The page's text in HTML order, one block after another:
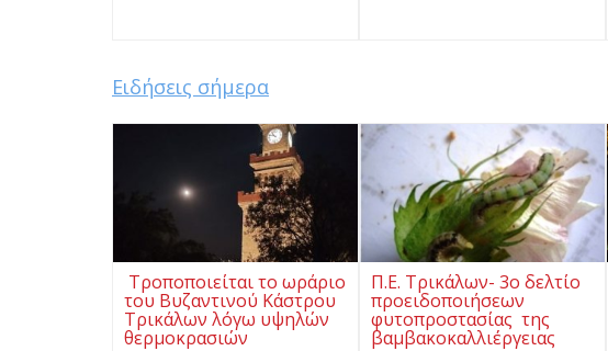
Ειδήσεις σήμερα
Τροποποιείται το ωράριο
του Βυζαντινού Κάστρου
Τρικάλων λόγω υψηλών
θερμοκρασιών
Π.Ε. Τρικάλων- 3ο δελτίο
προειδοποιήσεων
φυτοπροστασίας της
βαμβακοκαλλιέργειας